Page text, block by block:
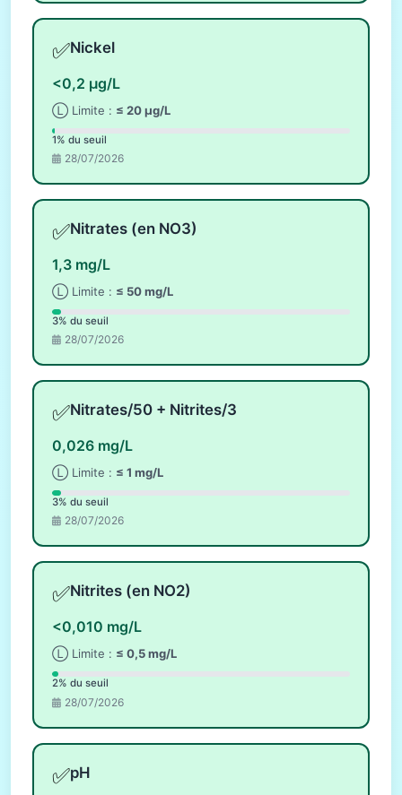
✅Nickel
<0,2 µg/L
Ⓛ Limite : ≤ 20 µg/L
1% du seuil
28/07/2026
✅Nitrates (en NO3)
1,3 mg/L
Ⓛ Limite : ≤ 50 mg/L
3% du seuil
28/07/2026
✅Nitrates/50 + Nitrites/3
0,026 mg/L
Ⓛ Limite : ≤ 1 mg/L
3% du seuil
28/07/2026
✅Nitrites (en NO2)
<0,010 mg/L
Ⓛ Limite : ≤ 0,5 mg/L
2% du seuil
28/07/2026
✅pH